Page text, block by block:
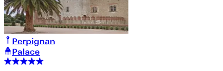
Perpignan
Palace